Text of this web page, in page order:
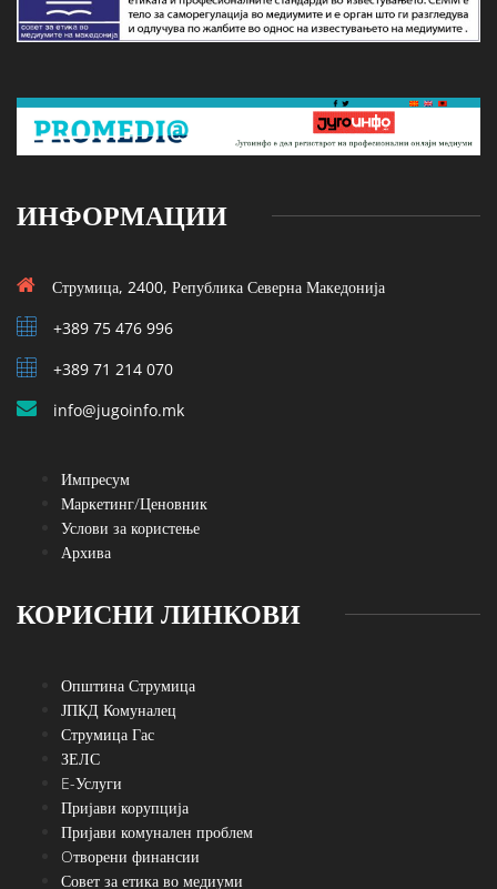
ИНФОРМАЦИИ
Струмица, 2400, Република Северна Македонија
+389 75 476 996
+389 71 214 070
info@jugoinfo.mk
Импресум
Маркетинг/Ценовник
Услови за користење
Архива
КОРИСНИ ЛИНКОВИ
Општина Струмица
ЈПКД Комуналец
Струмица Гас
ЗЕЛС
E-Услуги
Пријави корупција
Пријави комунален проблем
Oтворени финансии
Совет за етика во медиуми